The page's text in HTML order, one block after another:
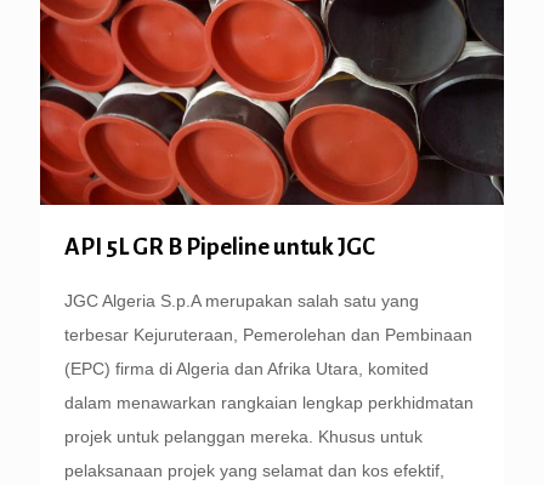
API 5L GR B Pipeline untuk JGC
JGC Algeria S.p.A merupakan salah satu yang
terbesar Kejuruteraan, Pemerolehan dan Pembinaan
(EPC) firma di Algeria dan Afrika Utara, komited
dalam menawarkan rangkaian lengkap perkhidmatan
projek untuk pelanggan mereka. Khusus untuk
pelaksanaan projek yang selamat dan kos efektif,